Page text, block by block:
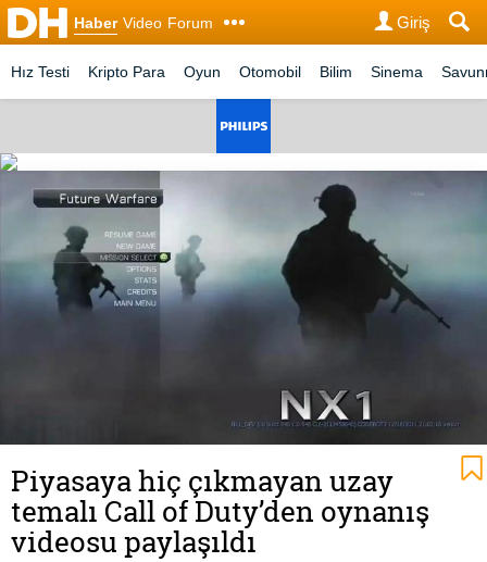
Haber Video Forum Giriş
Hız Testi Kripto Para Oyun Otomobil Bilim Sinema
Piyasaya hiç çıkmayan uzay
temalı Call of Duty’den oynanış
videosu paylaşıldı